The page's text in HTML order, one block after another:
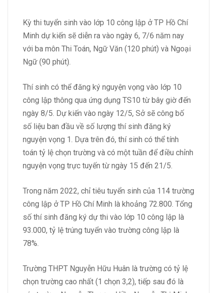
Kỳ thi tuyển sinh vào lớp 10 công lập ở TP Hồ Chí
Minh dự kiến sẽ diễn ra vào ngày 6, 7/6 năm nay
với ba môn Thi Toán, Ngữ Văn (120 phút) và Ngoại
Ngữ (90 phút).
Thí sinh có thể đăng ký nguyện vọng vào lớp 10
công lập thông qua ứng dụng TS10 từ bây giờ đến
ngày 8/5. Dự kiến vào ngày 12/5, Sở sẽ công bố
số liệu ban đầu về số lượng thí sinh đăng ký
nguyện vọng 1. Dựa trên đó, thí sinh có thể tính
toán tỷ lệ chọn trường và có một tuần để điều chỉnh
nguyện vọng trực tuyến từ ngày 15 đến 21/5.
Trong năm 2022, chỉ tiêu tuyển sinh của 114 trường
công lập ở TP Hồ Chí Minh là khoảng 72.800. Tổng
số thí sinh đăng ký dự thi vào lớp 10 công lập là
93.000, tỷ lệ trúng tuyển vào trường công lập là
78%.
Trường THPT Nguyễn Hữu Huân là trường có tỷ lệ
chọn trường cao nhất (1 chọn 3,2), tiếp sau đó là